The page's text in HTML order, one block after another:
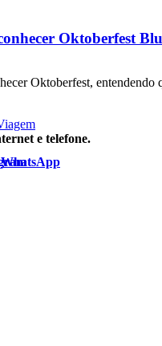
Oktoberfest
Oktoberfest,
e telefone.
WhatsApp